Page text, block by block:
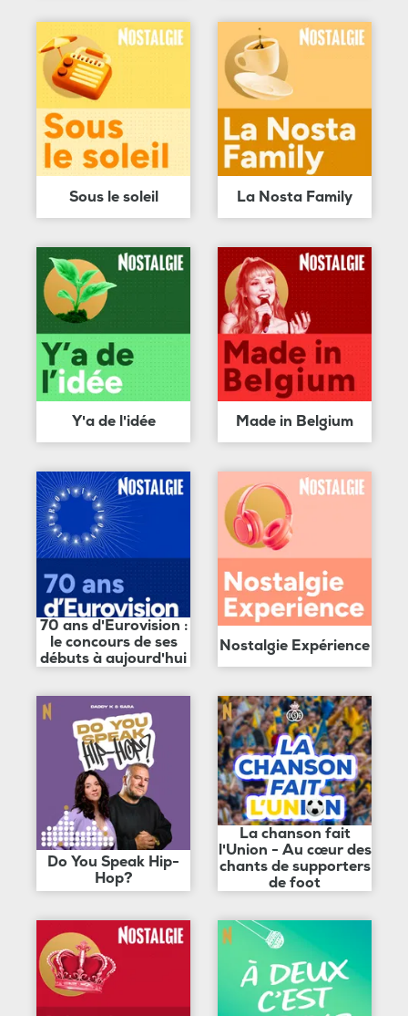
Sous le soleil La Nosta Family
Y'a de l'idée Made in Belgium
70 ans d'Eurovision :
le concours de ses
débuts à aujourd'hui
Nostalgie Expérience
Do You Speak Hip-
Hop?
La chanson fait
l'Union - Au cœur des
chants de supporters
de foot